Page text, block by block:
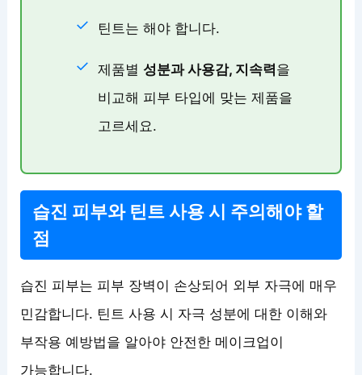
틴트는해야 합니다.
제품별성분과 사용감, 지속력을
비교해 피부 타입에 맞는 제품을
고르세요.
습진 피부와 틴트 사용 시 주의해야 할
점
습진 피부는 피부 장벽이 손상되어 외부 자극에 매우
민감합니다. 틴트 사용 시 자극 성분에 대한 이해와
부작용 예방법을 알아야 안전한 메이크업이
가능합니다.